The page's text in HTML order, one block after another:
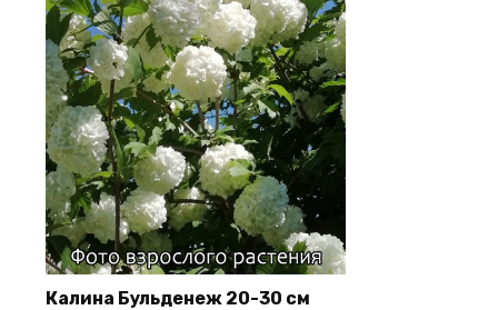
Калина Бульденеж 20-30 см